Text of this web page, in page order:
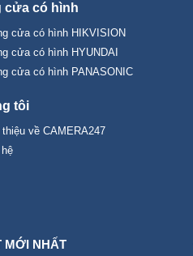
cửa có hình
cửa có hình HIKVISION
cửa có hình HYUNDAI
cửa có hình PANASONIC
tôi
về CAMERA247
hệ
MỚI NHẤT